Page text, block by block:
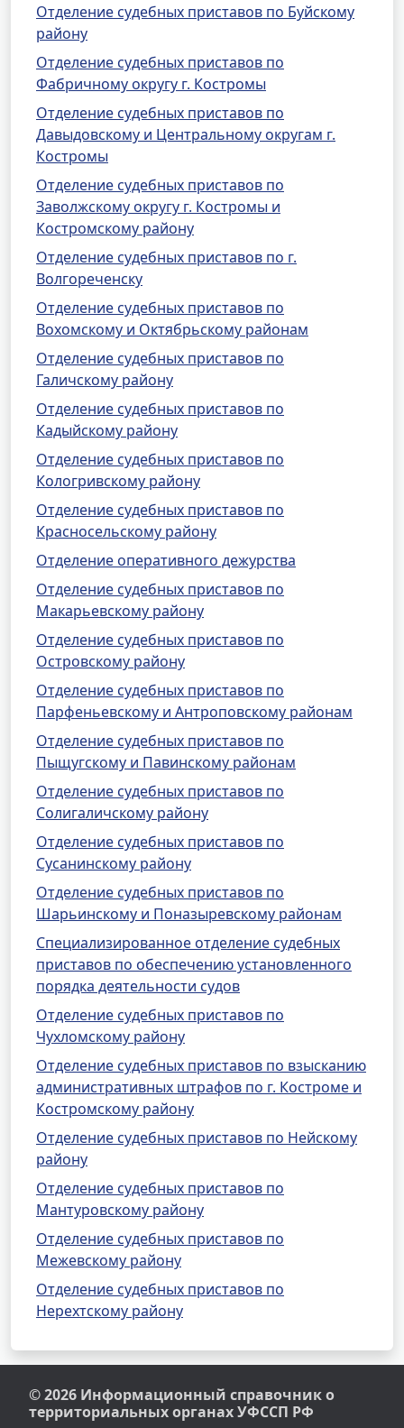
Отделение судебных приставов по Буйскому
району
Отделение судебных приставов по
Фабричному округу г. Костромы
Отделение судебных приставов по
Давыдовскому и Центральному округам г.
Костромы
Отделение судебных приставов по
Заволжскому округу г. Костромы и
Костромскому району
Отделение судебных приставов по г.
Волгореченску
Отделение судебных приставов по
Вохомскому и Октябрьскому районам
Отделение судебных приставов по
Галичскому району
Отделение судебных приставов по
Кадыйскому району
Отделение судебных приставов по
Кологривскому району
Отделение судебных приставов по
Красносельскому району
Отделение оперативного дежурства
Отделение судебных приставов по
Макарьевскому району
Отделение судебных приставов по
Островскому району
Отделение судебных приставов по
Парфеньевскому и Антроповскому районам
Отделение судебных приставов по
Пыщугскому и Павинскому районам
Отделение судебных приставов по
Солигаличскому району
Отделение судебных приставов по
Сусанинскому району
Отделение судебных приставов по
Шарьинскому и Поназыревскому районам
Специализированное отделение судебных
приставов по обеспечению установленного
порядка деятельности судов
Отделение судебных приставов по
Чухломскому району
Отделение судебных приставов по взысканию
административных штрафов по г. Костроме и
Костромскому району
Отделение судебных приставов по Нейскому
району
Отделение судебных приставов по
Мантуровскому району
Отделение судебных приставов по
Межевскому району
Отделение судебных приставов по
Нерехтскому району
© 2026 Информационный справочник о
территориальных органах УФССП РФ